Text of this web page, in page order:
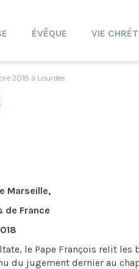
ÉVÊQUE VIE
2018 à Lourdes
Marseille,
de France
le Pape François relit les
du jugement dernier au